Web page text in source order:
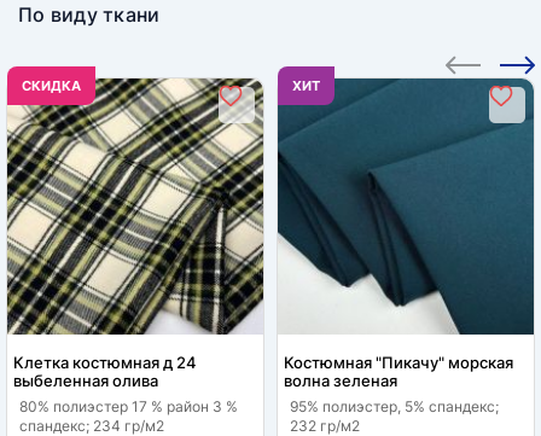
По виду ткани
CКИДКА
Клетка костюмная д 24
выбеленная олива
80% полиэстер 17 % район 3 %
спандекс; 234 гр/м2
ХИТ
Костюмная "Пикачу" морская
волна зеленая
95% полиэстер, 5% спандекс;
232 гр/м2